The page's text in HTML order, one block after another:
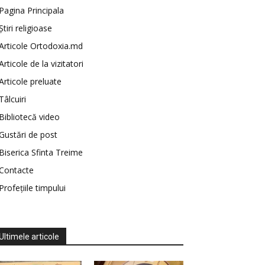
Pagina Principala
religioase
Ortodoxia.md
de la vizitatori
preluate
Tâlcuiri
Bibliotecă video
de post
Biserica Sfinta Treime
Profețiile timpului
articole